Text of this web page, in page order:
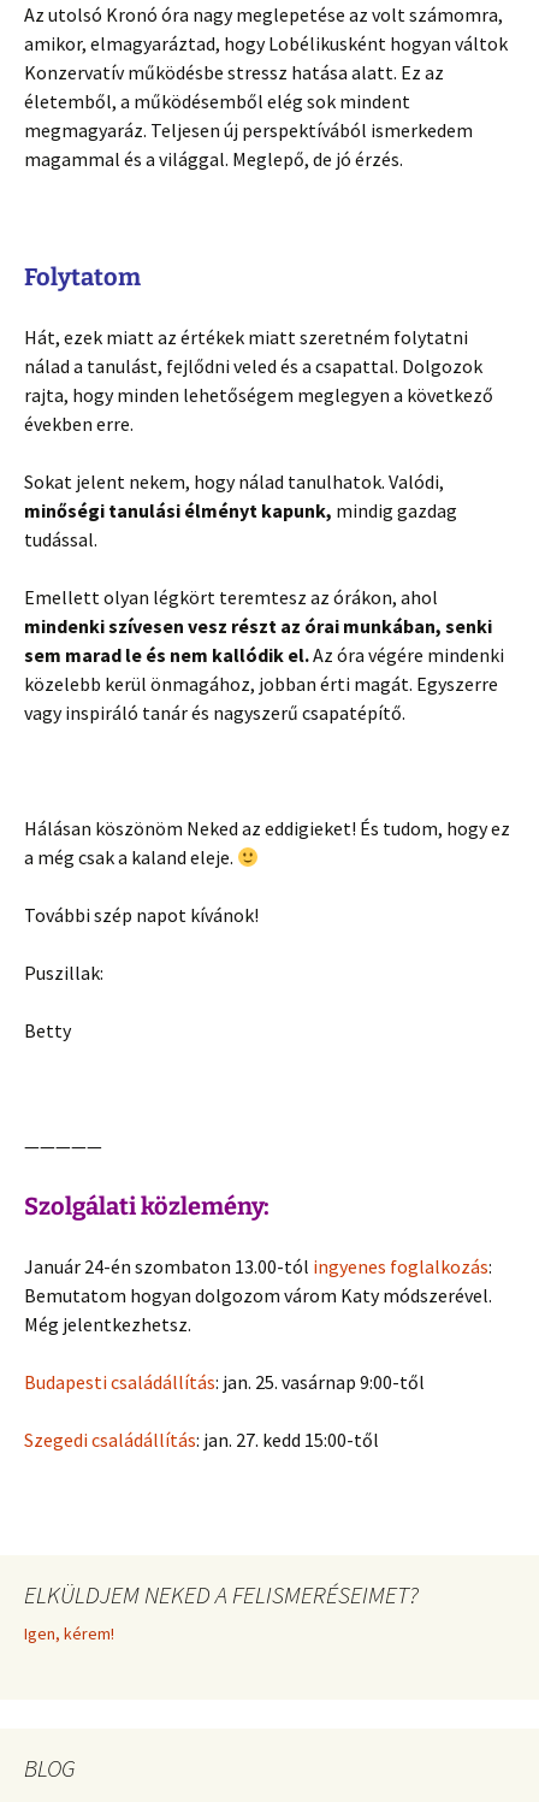
Az utolsó Kronó óra nagy meglepetése az volt számomra,
amikor, elmagyaráztad, hogy Lobélikusként hogyan váltok
Konzervatív működésbe stressz hatása alatt. Ez az
életemből, a működésemből elég sok mindent
megmagyaráz. Teljesen új perspektívából ismerkedem
magammal és a világgal. Meglepő, de jó érzés.
Folytatom
Hát, ezek miatt az értékek miatt szeretném folytatni
nálad a tanulást, fejlődni veled és a csapattal. Dolgozok
rajta, hogy minden lehetőségem meglegyen a következő
években erre.
Sokat jelent nekem, hogy nálad tanulhatok. Valódi,
minőségi tanulási élményt kapunk, mindig gazdag
tudással.
Emellett olyan légkört teremtesz az órákon, ahol
mindenki szívesen vesz részt az órai munkában, senki
sem marad le és nem kallódik el.Az óra végére mindenki
közelebb kerül önmagához, jobban érti magát. Egyszerre
vagy inspiráló tanár és nagyszerű csapatépítő.
Hálásan köszönöm Neked az eddigieket! És tudom, hogy ez
a még csak a kaland eleje.
További szép napot kívánok!
Puszillak:
Betty
—————
Szolgálati közlemény:
Január 24-én szombaton 13.00-tól ingyenes foglalkozás:
Bemutatom hogyan dolgozom várom Katy módszerével.
Még jelentkezhetsz.
Budapesti családállítás: jan. 25. vasárnap 9:00-től
Szegedi családállítás: jan. 27. kedd 15:00-től
ELKÜLDJEM NEKED A FELISMERÉSEIMET?
Igen, kérem!
BLOG